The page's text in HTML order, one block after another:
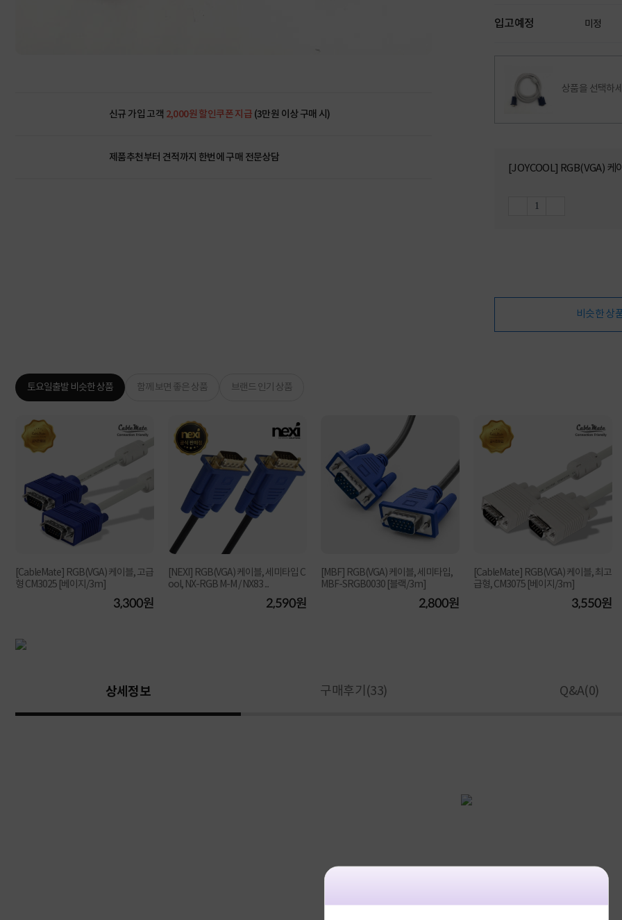
신규 가입 고객 2,000원 할인쿠폰 지급 (3만원 이상 구매 시)
제품추천부터 견적까지 한번에 구매 전문상담
입고예정 미정
상품을 선택하
[JOYCOOL] RGB(VGA)
비슷한 상
토요일출발 비슷한 상품 함께 보면 좋은 상품 브랜드 인기 상품
[CableMate] RGB(VGA) 케이블, 고급
형 CM3025 [베이지/3m]
3,300원
[NEXI] RGB(VGA) 케이블, 세미타입 C
ool, NX-RGB M-M / NX83 ...
2,590원
[MBF] RGB(VGA) 케이블, 세미타입,
MBF-SRGB0030 [블랙/3m]
2,800원
[CableMate] RGB(VGA) 케이블, 최고
급형, CM3075 [베이지/3m]
3,550원
상세정보 구매후기(33) Q&A(0)